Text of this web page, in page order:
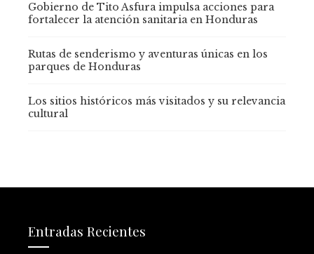
Gobierno de Tito Asfura impulsa acciones para
fortalecer la atención sanitaria en Honduras
Rutas de senderismo y aventuras únicas en los
parques de Honduras
Los sitios históricos más visitados y su relevancia
cultural
Entradas Recientes